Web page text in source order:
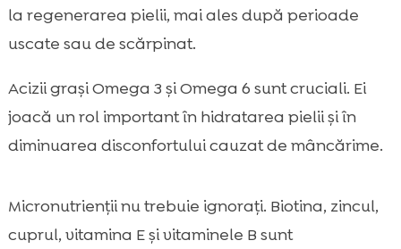
la regenerarea pielii, mai ales după perioade
uscate sau de scărpinat.
Acizii grași Omega 3 și Omega 6 sunt cruciali. Ei
joacă un rol important în hidratarea pielii și în
diminuarea disconfortului cauzat de mâncărime.
Micronutrienții nu trebuie ignorați. Biotina, zincul,
cuprul, vitamina E și vitaminele B sunt